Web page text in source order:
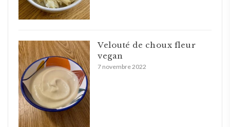
Velouté de choux fleur
vegan
7 novembre 2022